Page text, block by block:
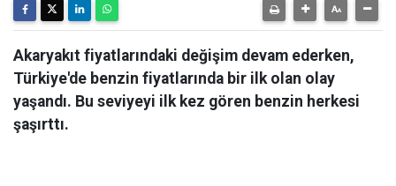
Akaryakıt fiyatlarındaki değişim devam ederken,
Türkiye'de benzin fiyatlarında bir ilk olan olay
yaşandı. Bu seviyeyi ilk kez gören benzin herkesi
şaşırttı.